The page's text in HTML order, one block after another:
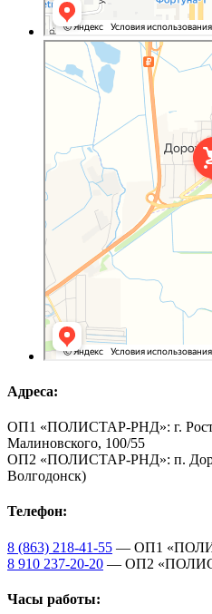
Полистар
Оргстекло, поликарбонат в
Светопрозрачные конструкции в
Адреса:
ОП1 «ПОЛИСТАР-РНД»: г.
Малиновского, 100/55
ОП2 «ПОЛИСТАР-РНД»: п.
Волгодонск)
Телефон:
8 (863) 218-41-55 — ОП1
8 910 237-20-20 — ОП2
Часы работы: